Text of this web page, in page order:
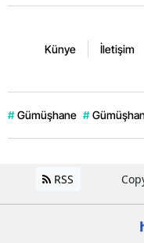
Künye İletişim
# Gümüşhane #
RSS